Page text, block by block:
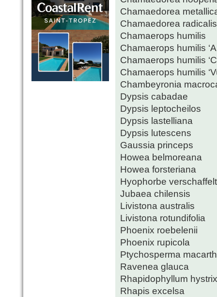
Chamaedorea
Chamaedorea radicalis
Chamaerops humilis
Chamaerops humilis
Chamaerops humilis
Chamaerops humilis
Chambeyronia
Dypsis cabadae
Dypsis leptocheilos
Dypsis lastelliana
Dypsis lutescens
Gaussia princeps
Howea belmoreana
Howea forsteriana
Hyophorbe
Jubaea chilensis
Livistona australis
Livistona rotundifolia
Phoenix roebelenii
Phoenix rupicola
Ptychosperma
Ravenea glauca
Rhapidophyllum hystrix
Rhapis excelsa